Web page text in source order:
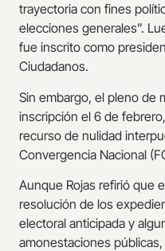
trayectoria con fines
elecciones generales”.
fue inscrito como
Ciudadanos.
Sin embargo, el pleno de
inscripción el 6 de
recurso de nulidad
Convergencia Nacional
Aunque Rojas refirió que
resolución de los
electoral anticipada y
amonestaciones